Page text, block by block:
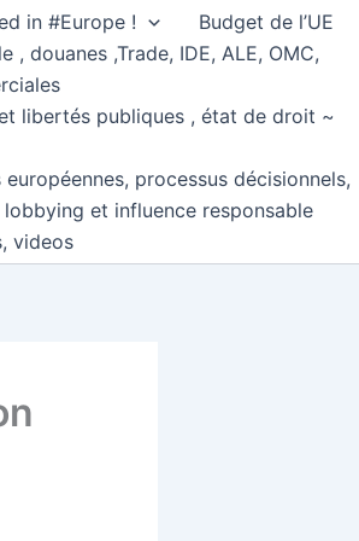
in #Europe !
Budget de l’UE
, douanes ,Trade, IDE, ALE, OMC,
libertés publiques , état de droit ~
processus décisionnels,
et influence responsable
videos